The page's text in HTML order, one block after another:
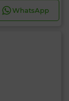
WhatsApp